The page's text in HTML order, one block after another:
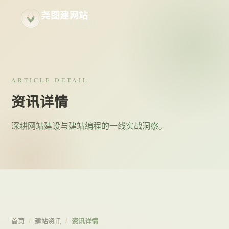
尧图建网站
ARTICLE DETAIL
资讯详情
深耕网站建设与建站编程的一线实战洞察。
首页 / 建站资讯 / 资讯详情